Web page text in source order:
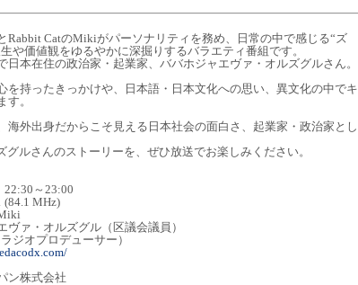
Rabbit CatのMikiがパーソナリティを務め、日常の中で感じる“ズ
や価値観をゆるやかに深掘りするバラエティ番組です。
本在住の政治家・起業家、ババホジャエヴァ・オルズグルさん。
を持ったきっかけや、日本語・日本文化への思い、異文化の中でキ
。
海外出身だからこそ見える日本社会の面白さ、起業家・政治家とし
ルさんのストーリーを、ぜひ放送でお楽しみください。
～23:00
MHz)
ルズグル（区議会議員）
オプロデューサー）
式会社